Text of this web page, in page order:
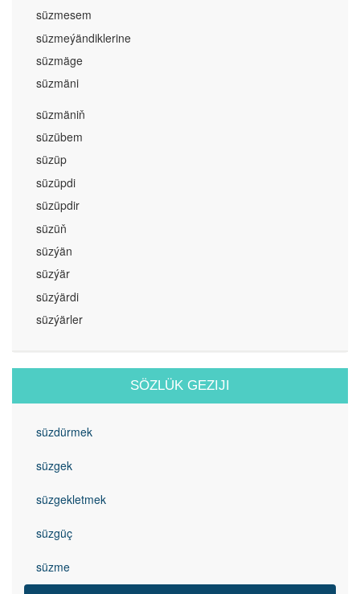
süzmesem
süzmeýändiklerine
süzmäge
süzmäni
süzmäniň
süzübem
süzüp
süzüpdi
süzüpdir
süzüň
süzýän
süzýär
süzýärdi
süzýärler
SÖZLÜK GEZIJI
süzdürmek
süzgek
süzgekletmek
süzgüç
süzme